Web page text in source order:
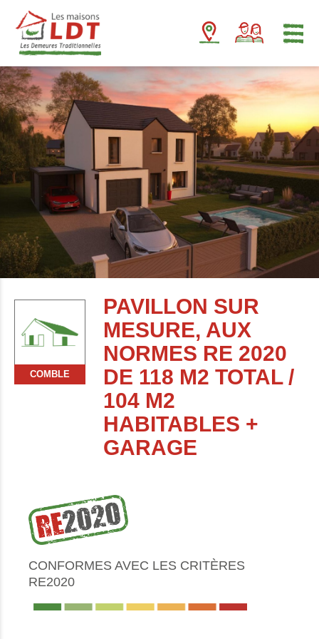
COMBLE
PAVILLON SUR
MESURE, AUX
NORMES RE 2020
DE 118 M2 TOTAL /
104 M2
HABITABLES +
GARAGE
CONFORMES AVEC LES CRITÈRES
RE2020